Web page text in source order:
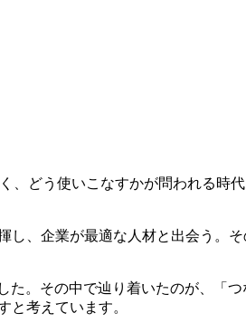
どう使いこなすかが問われる時
、企業が最適な人材と出会う。
。その中で辿り着いたのが、「
と考えています。